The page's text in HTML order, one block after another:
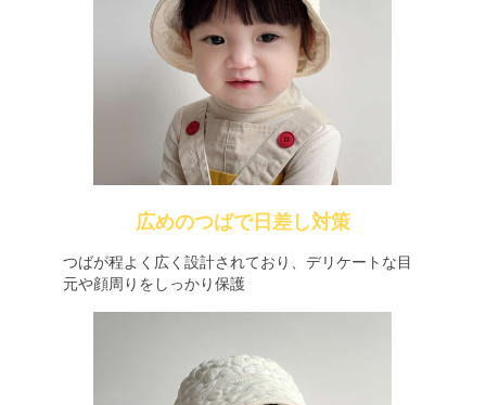
広めのつばで日差し対策
つばが程よく広く設計されており、デリケートな目
元や顔周りをしっかり保護